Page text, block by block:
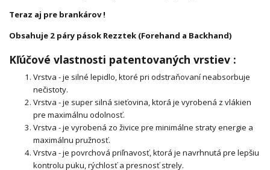
Teraz aj pre brankárov !
Obsahuje 2 páry pások Rezztek (Forehand a Backhand)
Kľúčové vlastnosti patentovaných vrstiev :
Vrstva - je silné lepidlo, ktoré pri odstraňovaní neabsorbuje
nečistoty.
Vrstva - je super silná sieťovina, ktorá je vyrobená z vlákien
pre maximálnu odolnosť.
Vrstva - je vyrobená zo živice pre minimálne straty energie a
maximálnu pružnosť.
Vrstva - je povrchová priľnavosť, ktorá je navrhnutá pre lepšiu
kontrolu puku, rýchlosť a presnosť strely.